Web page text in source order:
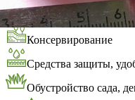
Садовый инструмент,
Консервирование
Средства защиты,
Обустройство сада,